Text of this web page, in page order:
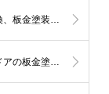
福岡市中央区K様 スバル レヴォーグ フロント&ドアの板金塗装依頼です。